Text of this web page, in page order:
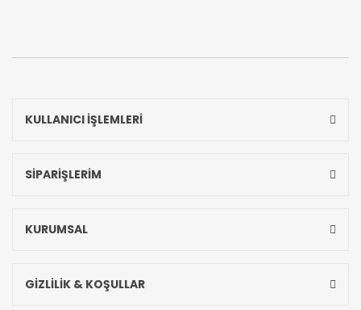
KULLANICI İŞLEMLERİ
SİPARİŞLERİM
KURUMSAL
GİZLİLİK & KOŞULLAR